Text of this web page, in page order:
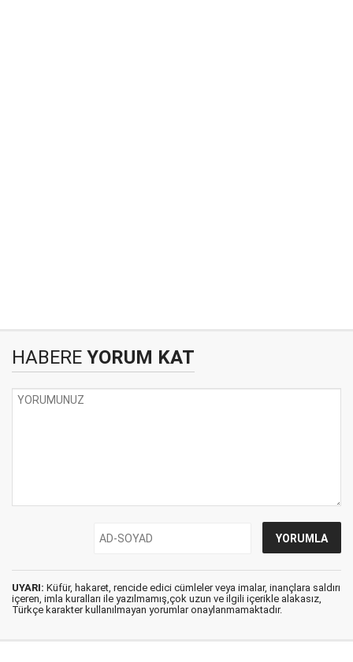
HABERE YORUM KAT
UYARI: Küfür, hakaret, rencide edici cümleler veya imalar, inançlara saldırı
içeren, imla kuralları ile yazılmamış,çok uzun ve ilgili içerikle alakasız,
Türkçe karakter kullanılmayan yorumlar onaylanmamaktadır.